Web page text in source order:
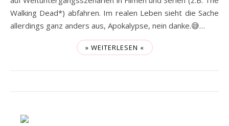
Walking Dead*) abfahren. Im realen Leben sieht die Sache
allerdings ganz anders aus, Apokalypse, nein danke.😅…
» WEITERLESEN «